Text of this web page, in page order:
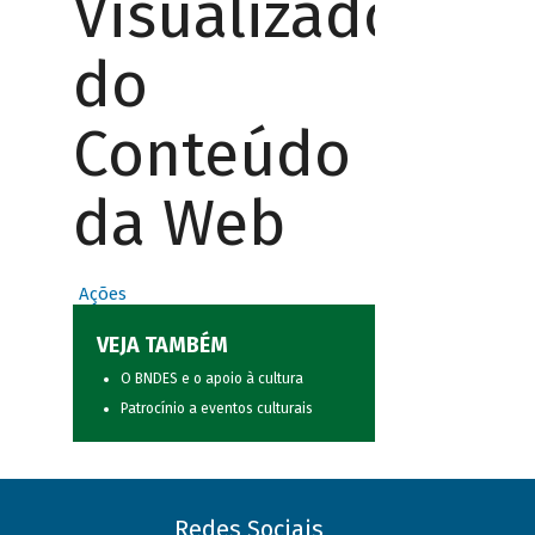
Visualizador
do
Conteúdo
da Web
Ações
VEJA TAMBÉM
O BNDES e o apoio à cultura
Patrocínio a eventos culturais
Redes Sociais